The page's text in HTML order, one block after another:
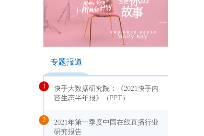
专题报道
1
快手大数据研究院：《2021快手内
容生态半年报》（PPT）
2
2021年第一季度中国在线直播行业
研究报告